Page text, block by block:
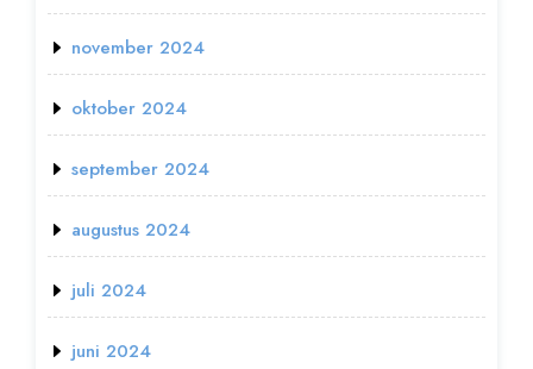
november 2024
oktober 2024
september 2024
augustus 2024
juli 2024
juni 2024